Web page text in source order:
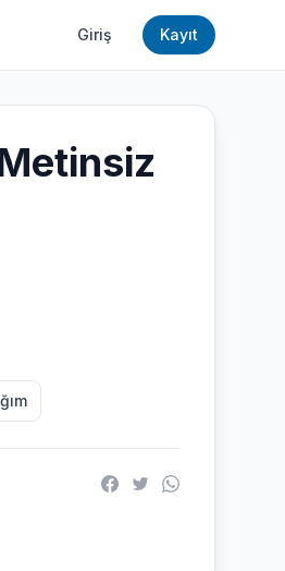
Giriş Kayıt